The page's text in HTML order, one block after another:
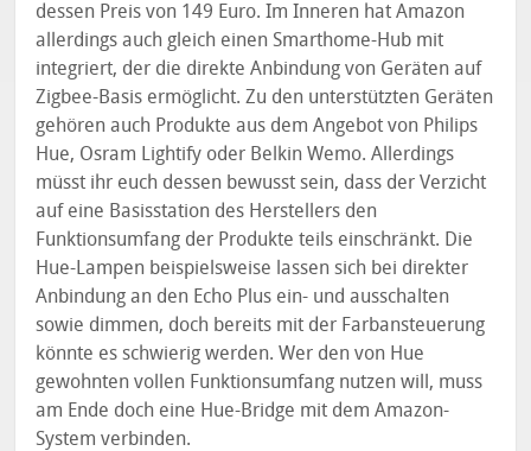
dessen Preis von 149 Euro. Im Inneren hat Amazon
allerdings auch gleich einen Smarthome-Hub mit
integriert, der die direkte Anbindung von Geräten auf
Zigbee-Basis ermöglicht. Zu den unterstützten Geräten
gehören auch Produkte aus dem Angebot von Philips
Hue, Osram Lightify oder Belkin Wemo. Allerdings
müsst ihr euch dessen bewusst sein, dass der Verzicht
auf eine Basisstation des Herstellers den
Funktionsumfang der Produkte teils einschränkt. Die
Hue-Lampen beispielsweise lassen sich bei direkter
Anbindung an den Echo Plus ein- und ausschalten
sowie dimmen, doch bereits mit der Farbansteuerung
könnte es schwierig werden. Wer den von Hue
gewohnten vollen Funktionsumfang nutzen will, muss
am Ende doch eine Hue-Bridge mit dem Amazon-
System verbinden.